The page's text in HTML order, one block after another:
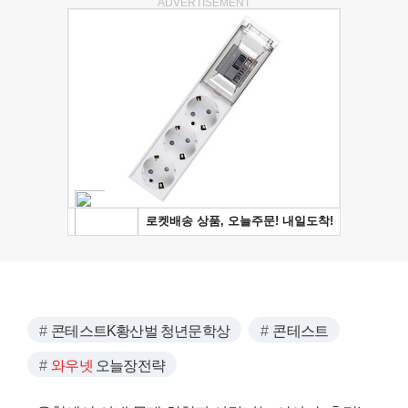
ADVERTISEMENT
콘테스트K황산벌 청년문학상 콘테스트
와우넷 오늘장전략